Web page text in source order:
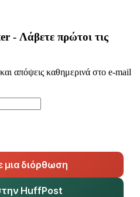
- Λάβετε πρώτοι τις
απόψεις καθημερινά στο e-mail
μια διόρθωση
HuffPost